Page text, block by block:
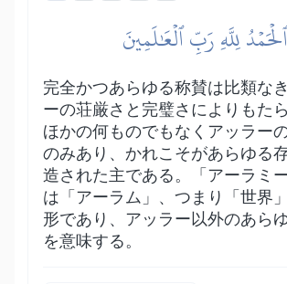
ٱلۡحَمۡدُ لِلَّهِ رَبِّ ٱلۡعَٰلَمِينَ
完全かつあらゆる称賛は比類な
ーの荘厳さと完璧さによりもたら
ほかの何ものでもなくアッラー
のみあり、かれこそがあらゆる
造された主である。「アーラミ
は「アーラム」、つまり「世界
形であり、アッラー以外のあら
を意味する。